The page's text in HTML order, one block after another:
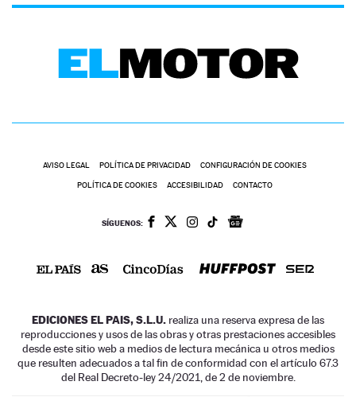
AVISO LEGAL POLÍTICA DE PRIVACIDAD CONFIGURACIÓN DE COOKIES
POLÍTICA DE COOKIES ACCESIBILIDAD CONTACTO
SÍGUENOS:
EDICIONES EL PAIS, S.L.U. realiza una reserva expresa de las
reproducciones y usos de las obras y otras prestaciones accesibles
desde este sitio web a medios de lectura mecánica u otros medios
que resulten adecuados a tal fin de conformidad con el artículo 67.3
del Real Decreto-ley 24/2021, de 2 de noviembre.